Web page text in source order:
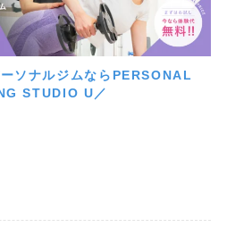
ソナルジムならPERSONAL
STUDIO U／